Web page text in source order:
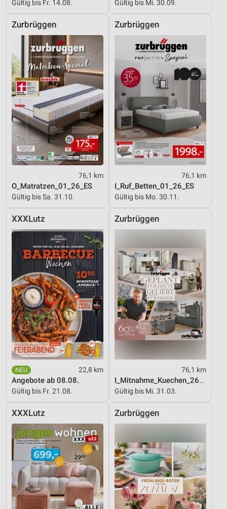
Gültig bis Fr. 14.08. Gültig bis Mi. 30.09.
Zurbrüggen
76,1 km
O_Matratzen_01_26_ES
Gültig bis Sa. 31.10.
Zurbrüggen
76,1 km
I_Ruf_Betten_01_26_ES
Gültig bis Mo. 30.11.
XXXLutz
22,8 km
Angebote ab 08.08.
Gültig bis Fr. 21.08.
Zurbrüggen
76,1 km
I_Mitnahme_Kuechen_26_ES
Gültig bis Mi. 31.03.
XXXLutz Zurbrüggen